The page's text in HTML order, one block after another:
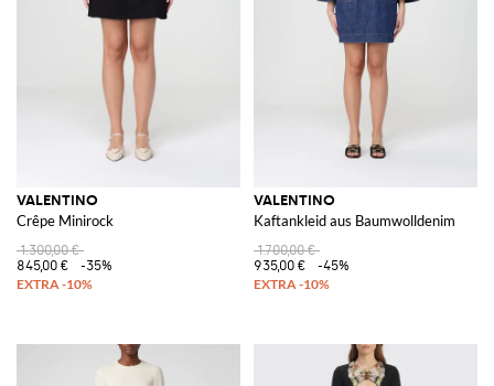
VALENTINO
Crêpe Minirock
1.300,00 €
845,00 €
-35%
VALENTINO
Kaftankleid aus Baumwolldenim
1.700,00 €
935,00 €
-45%